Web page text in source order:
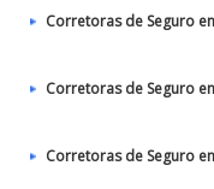
Corretoras de Seguro
Corretoras de Seguro
Corretoras de Seguro